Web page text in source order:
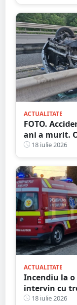
ACTUALITATE
FOTO.
ani a murit.
la spital
18 iulie 2026
ACTUALITATE
Incendiu la o
intervin cu
SMURD
18 iulie 2026